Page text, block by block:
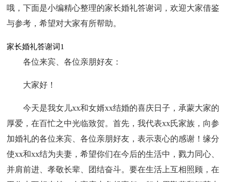
哦，下面是小编精心整理的家长婚礼答谢词，欢迎大家借鉴
与参考，希望对大家有所帮助。
家长婚礼答谢词1
各位来宾、各位亲朋好友：
大家好！
今天是我女儿xx和女婿xx结婚的喜庆日子，承蒙大家的
厚爱，在百忙之中光临致贺。首先，我代表xx氏家族，向参
加婚礼的各位来宾、各位亲朋好友，表示衷心的感谢！缘分
使xx和xx结为夫妻，希望你们在今后的生活中，戮力同心、
并肩前进、孝敬长辈、团结奋斗。要在生活上互相照顾，在